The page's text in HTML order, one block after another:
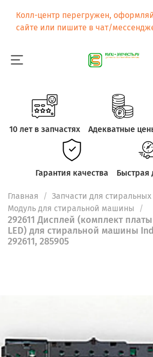
Колл-центр перегружен,
сайте или пишите в чат/
10 лет в запчастях Адекватные
Гарантия качества Быстрая
Главная
Запчасти для
Модуль для стиральной машины
292611 Дисплей (комплект
LED) для стиральной машины
292611, 285905